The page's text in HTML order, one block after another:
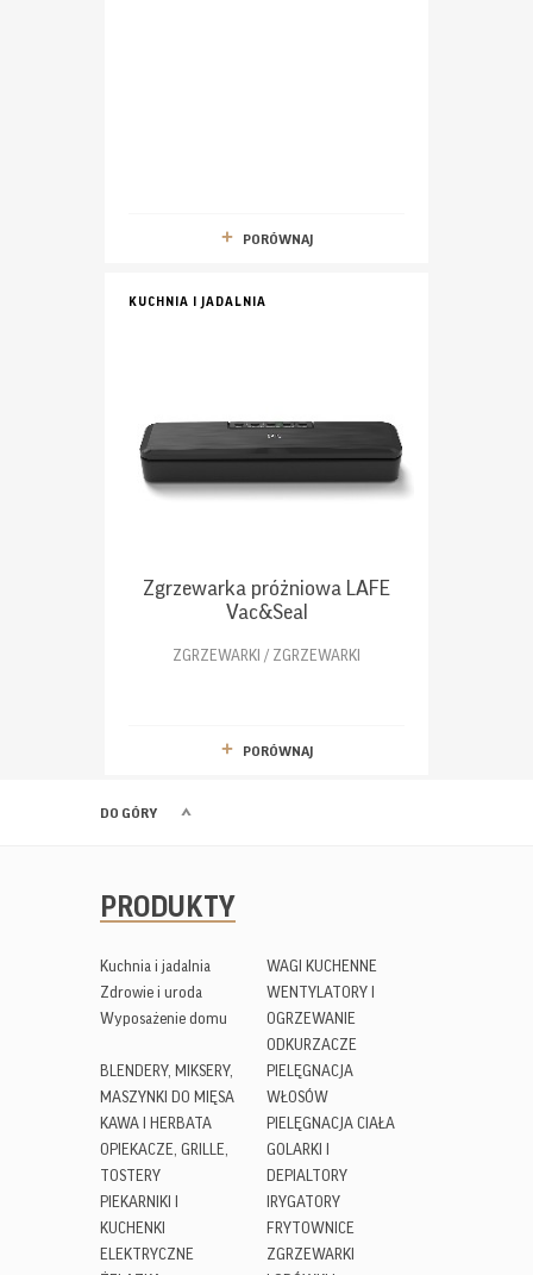
PORÓWNAJ
KUCHNIA I JADALNIA
Zgrzewarka próżniowa LAFE
Vac&Seal
ZGRZEWARKI / ZGRZEWARKI
PORÓWNAJ
DO GÓRY
PRODUKTY
Kuchnia i jadalnia
Zdrowie i uroda
Wyposażenie domu
BLENDERY, MIKSERY,
MASZYNKI DO MIĘSA
KAWA I HERBATA
OPIEKACZE, GRILLE,
TOSTERY
PIEKARNIKI I
KUCHENKI
ELEKTRYCZNE
WAGI KUCHENNE
WENTYLATORY I
OGRZEWANIE
ODKURZACZE
PIELĘGNACJA
WŁOSÓW
PIELĘGNACJA CIAŁA
GOLARKI I
DEPIALTORY
IRYGATORY
FRYTOWNICE
ZGRZEWARKI